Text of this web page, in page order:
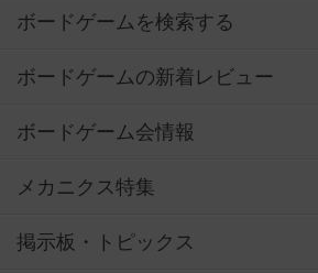
ボードゲームを検索する
ボードゲームの新着レビュー
ボードゲーム会情報
メカニクス特集
掲示板・トピックス